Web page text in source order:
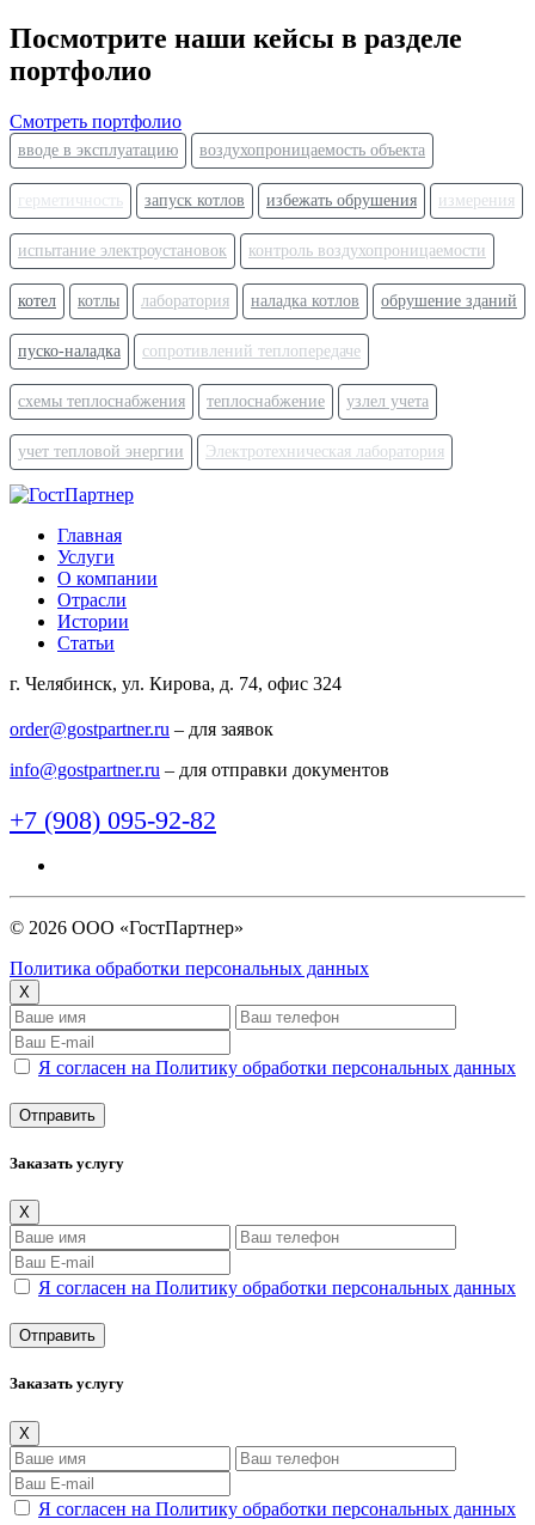
Посмотрите наши кейсы в разделе
портфолио
Смотреть портфолио
вводе в эксплуатацию воздухопроницаемость объекта
герметичность запуск котлов избежать обрушения измерения
испытание электроустановок контроль воздухопроницаемости
котел котлы лаборатория наладка котлов обрушение зданий
пуско-наладка сопротивлений теплопередаче
схемы теплоснабжения теплоснабжение узлел учета
учет тепловой энергии Электротехническая лаборатория
Главная
Услуги
О компании
Отрасли
Истории
Статьи
г. Челябинск, ул. Кирова, д. 74, офис 324
order@gostpartner.ru – для заявок
info@gostpartner.ru – для отправки документов
+7 (908) 095-92-82
© 2026 ООО «ГостПартнер»
Политика обработки персональных данных
X
Я согласен на Политику обработки персональных данных
Заказать услугу
X
Я согласен на Политику обработки персональных данных
Заказать услугу
X
Я согласен на Политику обработки персональных данных